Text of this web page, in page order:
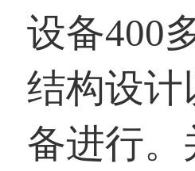
设备400
结构设计
备进行